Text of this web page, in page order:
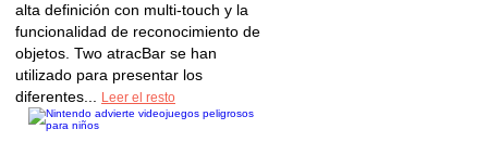
alta definición con multi-touch y la
funcionalidad de reconocimiento de
objetos. Two atracBar se han
utilizado para presentar los
diferentes...
Leer el resto